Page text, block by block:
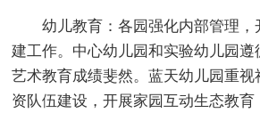
幼儿教育：各园强化内部管理，
建工作。中心幼儿园和实验幼儿园遵
艺术教育成绩斐然。蓝天幼儿园重
资队伍建设，开展家园互动生态教育